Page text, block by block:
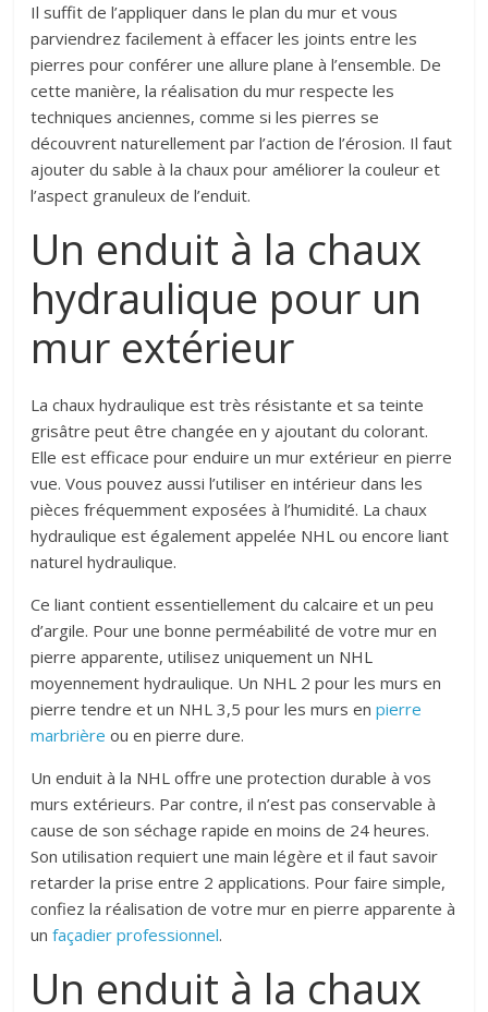
Il suffit de l’appliquer dans le plan du mur et vous
parviendrez facilement à effacer les joints entre les
pierres pour conférer une allure plane à l’ensemble. De
cette manière, la réalisation du mur respecte les
techniques anciennes, comme si les pierres se
découvrent naturellement par l’action de l’érosion. Il faut
ajouter du sable à la chaux pour améliorer la couleur et
l’aspect granuleux de l’enduit.
Un enduit à la chaux
hydraulique pour un
mur extérieur
La chaux hydraulique est très résistante et sa teinte
grisâtre peut être changée en y ajoutant du colorant.
Elle est efficace pour enduire un mur extérieur en pierre
vue. Vous pouvez aussi l’utiliser en intérieur dans les
pièces fréquemment exposées à l’humidité. La chaux
hydraulique est également appelée NHL ou encore liant
naturel hydraulique.
Ce liant contient essentiellement du calcaire et un peu
d’argile. Pour une bonne perméabilité de votre mur en
pierre apparente, utilisez uniquement un NHL
moyennement hydraulique. Un NHL 2 pour les murs en
pierre tendre et un NHL 3,5 pour les murs enpierre
marbrière ou en pierre dure.
Un enduit à la NHL offre une protection durable à vos
murs extérieurs. Par contre, il n’est pas conservable à
cause de son séchage rapide en moins de 24 heures.
Son utilisation requiert une main légère et il faut savoir
retarder la prise entre 2 applications. Pour faire simple,
confiez la réalisation de votre mur en pierre apparente à
unfaçadierprofessionnel.
Un enduit à la chaux